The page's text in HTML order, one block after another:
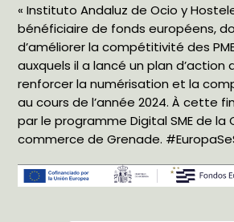
« Instituto Andaluz de Ocio y
bénéficiaire de fonds européens,
d’améliorer la compétitivité des
auxquels il a lancé un plan d’action
renforcer la numérisation et la
au cours de l’année 2024. À cette
par le programme Digital SME de la
commerce de Grenade.